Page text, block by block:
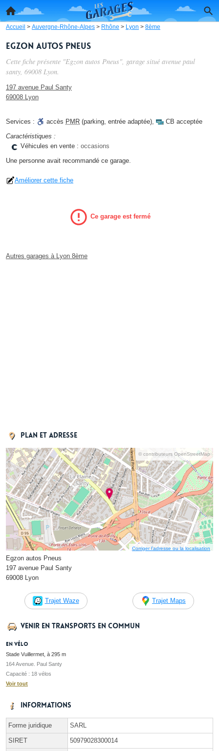
Accueil > Auvergne-Rhône-Alpes > Rhône > Lyon > 8ème
Egzon autos Pneus
Cette fiche présente "Egzon autos Pneus", garage situé avenue paul
santy, 69008 Lyon.
197 avenue Paul Santy
69008 Lyon
Services : accès PMR (parking, entrée adaptée),
CB acceptée
Caractéristiques :
Véhicules en vente : occasions
Une personne avait recommandé ce garage.
Améliorer cette fiche
Ce garage est fermé
Autres garages à Lyon 8ème
Plan et adresse
© contributeurs OpenStreetMap
Corriger l’adresse ou la localisation
Egzon autos Pneus
197 avenue Paul Santy
69008 Lyon
Trajet Waze Trajet Maps
Venir en transports en commun
En vélo
Stade Vuillermet, à 295 m
164 Avenue. Paul Santy
Capacité : 18 vélos
Voir tout
Informations
Forme juridique SARL
SIRET 50979028300014